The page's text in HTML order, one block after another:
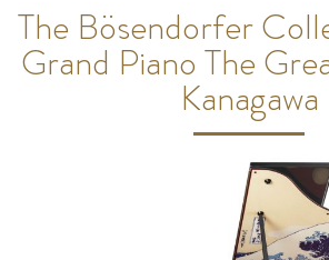
The Bösendorfer
Grand Piano The
Kanagawa